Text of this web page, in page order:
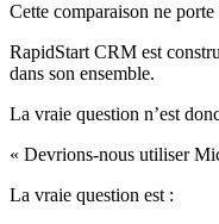
Cette comparaison ne
RapidStart CRM est
dans son ensemble.
La vraie question n’est
« Devrions-nous utiliser
La vraie question est :